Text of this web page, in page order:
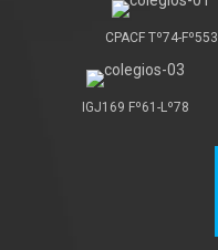
CPACF Tº74-Fº553
IGJ169 Fº61-Lº78